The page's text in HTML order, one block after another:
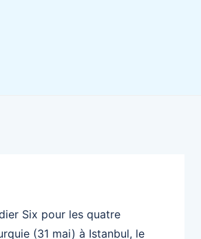
Six pour les quatre
(31 mai) à Istanbul, le